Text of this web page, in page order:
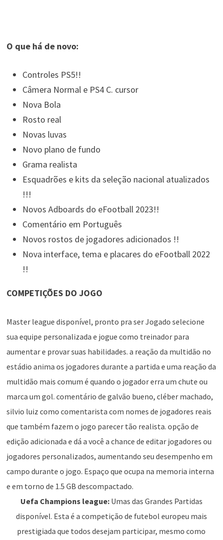
O que há de novo:
Controles PS5!!
Câmera Normal e PS4 C. cursor
Nova Bola
Rosto real
Novas luvas
Novo plano de fundo
Grama realista
Esquadrões e kits da seleção nacional atualizados
!!!
Novos Adboards do eFootball 2023!!
Comentário em Português
Novos rostos de jogadores adicionados !!
Nova interface, tema e placares do eFootball 2022
!!
COMPETIÇÕES DO JOGO
Master league disponível, pronto pra ser Jogado selecione
sua equipe personalizada e jogue como treinador para
aumentar e provar suas habilidades. a reação da multidão no
estádio anima os jogadores durante a partida e uma reação da
multidão mais comum é quando o jogador erra um chute ou
marca um gol. comentário de galvão bueno, cléber machado,
silvio luiz como comentarista com nomes de jogadores reais
que também fazem o jogo parecer tão realista. opção de
edição adicionada e dá a você a chance de editar jogadores ou
jogadores personalizados, aumentando seu desempenho em
campo durante o jogo. Espaço que ocupa na memoria interna
e em torno de 1.5 GB descompactado.
Uefa Champions league:Umas das Grandes Partidas
disponível. Esta é a competição de futebol europeu mais
prestigiada que todos desejam participar, mesmo como